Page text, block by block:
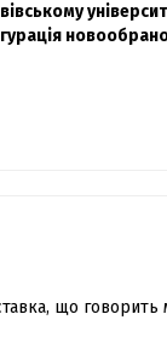
Дак"Азовсталі"
та показав
що